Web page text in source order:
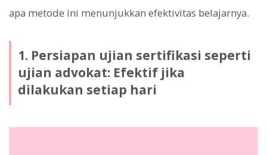
apa metode ini menunjukkan efektivitas belajarnya.
1. Persiapan ujian sertifikasi seperti
ujian advokat: Efektif jika
dilakukan setiap hari